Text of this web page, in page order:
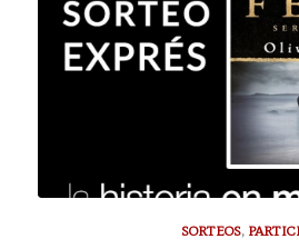
SORTEOS,